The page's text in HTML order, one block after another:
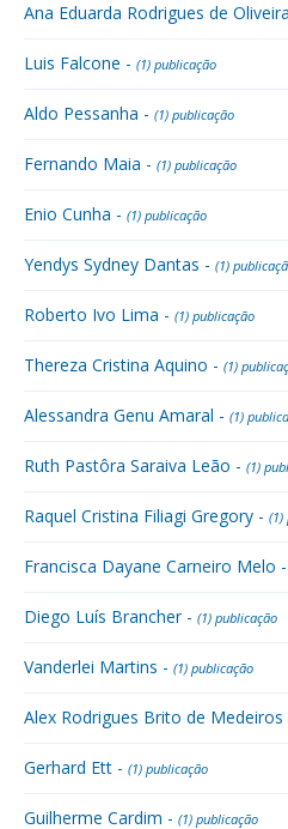
Ana Eduarda Rodrigues de
Luis Falcone - (1) publicação
Aldo Pessanha - (1) publicação
Fernando Maia - (1) publicação
Enio Cunha - (1) publicação
Yendys Sydney Dantas - (1)
Roberto Ivo Lima - (1) publicação
Thereza Cristina Aquino - (1)
Alessandra Genu Amaral - (1)
Ruth Pastôra Saraiva Leão - (1)
Raquel Cristina Filiagi Gregory - (1)
Francisca Dayane Carneiro Melo -
Diego Luís Brancher - (1) publicação
Vanderlei Martins - (1) publicação
Alex Rodrigues Brito de Medeiros
Gerhard Ett - (1) publicação
Guilherme Cardim - (1) publicação